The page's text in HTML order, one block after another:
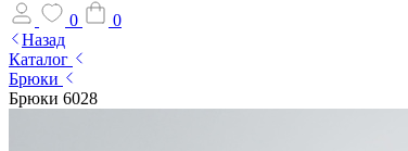
0
0
Назад
Каталог
Брюки
Брюки 6028